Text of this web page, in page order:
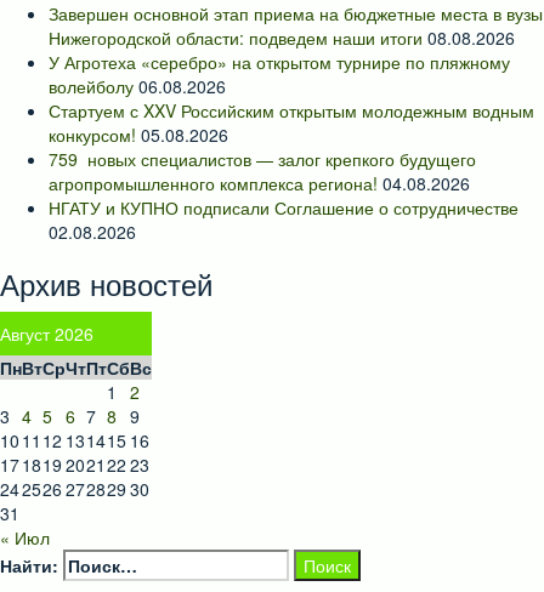
Завершен основной этап приема на бюджетные места в вузы
Нижегородской области: подведем наши итоги 08.08.2026
У Агротеха «серебро» на открытом турнире по пляжному
волейболу 06.08.2026
Стартуем с XXV Российским открытым молодежным водным
конкурсом! 05.08.2026
759 новых специалистов — залог крепкого будущего
агропромышленного комплекса региона! 04.08.2026
НГАТУ и КУПНО подписали Соглашение о сотрудничестве
02.08.2026
Архив новостей
Август 2026
ПнВтСрЧтПтСбВс
1
2
3 4 5 6 7 8 9
10 11 12 131415 16
171819 2021 22 23
242526 272829 30
31
« Июл
Найти: